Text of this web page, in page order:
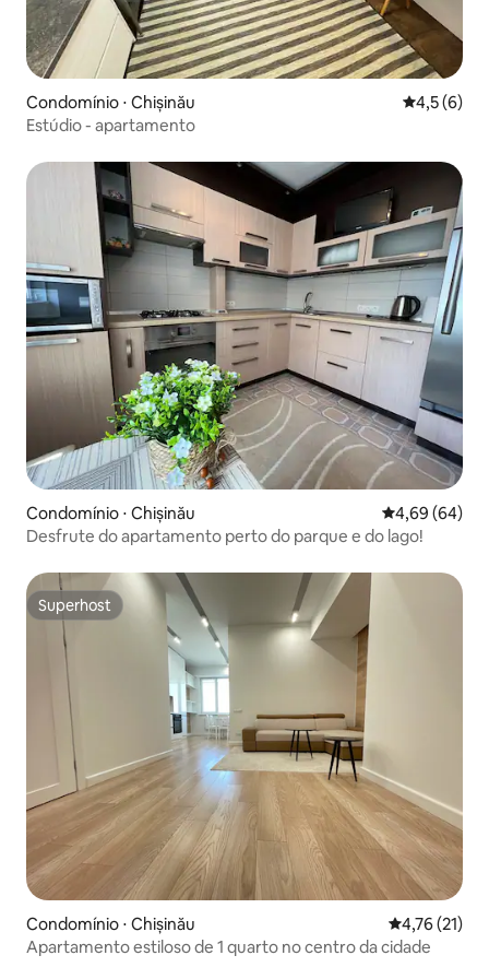
Condomínio ⋅ Chișinău 4,5 de
4,5 (6)
Estúdio - apartamento
Condomínio ⋅ Chișinău 4,69 de uma
4,69 (64)
Desfrute do apartamento perto do parque e do lago!
Superhost
Superhost
Condomínio ⋅ Chișinău 4,76 de uma
4,76 (21)
Apartamento estiloso de 1 quarto no centro da cidade